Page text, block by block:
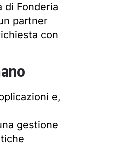
di Fonderia
partner
con
e,
gestione